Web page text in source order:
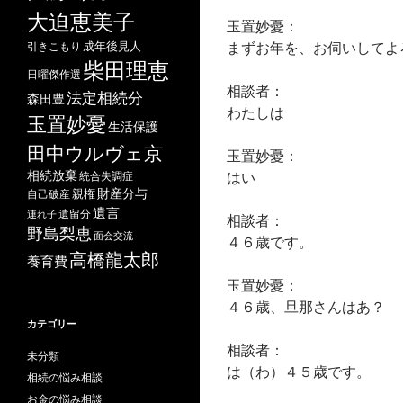
玉置妙憂：
まずお年を、お伺いして
相談者：
わたしは
玉置妙憂：
はい
相談者：
４６歳です。
玉置妙憂：
４６歳、旦那さんはあ？
相談者：
は（わ）４５歳です。
大迫恵美子
引きこもり 成年後見人
日曜傑作選 柴田理恵
森田豊法定相続分
玉置妙憂生活保護
田中ウルヴェ京
相続放棄統合失調症
自己破産親権 財産分与
連れ子遺留分遺言
野島梨恵面会交流
養育費高橋龍太郎
カテゴリー
未分類
相続の悩み相談
お金の悩み相談